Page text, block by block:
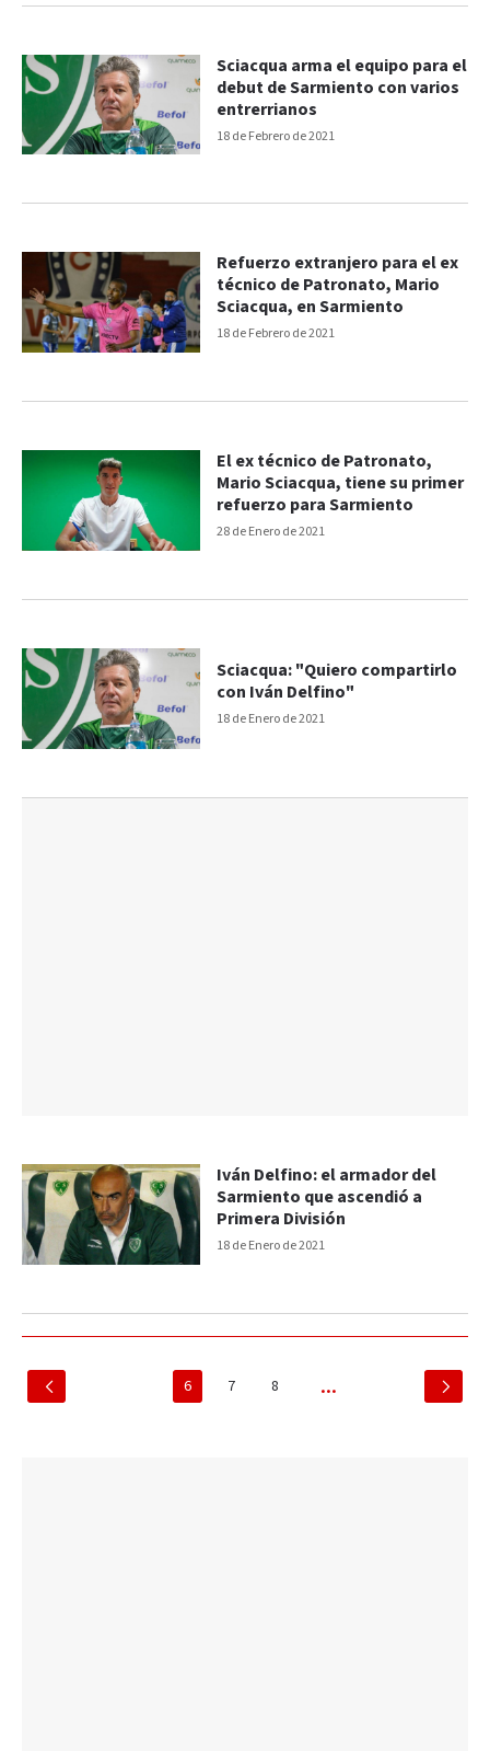
18 de Febrero de 2021
Sciacqua arma el equipo para el
debut de Sarmiento con varios
entrerrianos
18 de Febrero de 2021
Refuerzo extranjero para el ex
técnico de Patronato, Mario
Sciacqua, en Sarmiento
28 de Enero de 2021
El ex técnico de Patronato,
Mario Sciacqua, tiene su primer
refuerzo para Sarmiento
18 de Enero de 2021
Sciacqua: "Quiero compartirlo
con Iván Delfino"
18 de Enero de 2021
Iván Delfino: el armador del
Sarmiento que ascendió a
Primera División
6 7 8